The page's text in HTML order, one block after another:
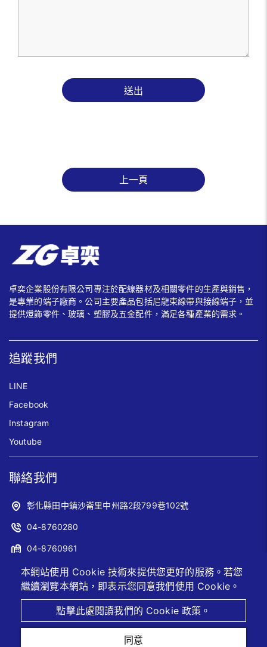
送出
上一頁
本網站使用 Cookie 技術來提供您更好的服務。若您
繼續瀏覽本網站，即表示您同意我們使用 Cookie。
點擊此處閱讀我們的 Cookie 政策。
同意
卓奕企業股份有限公司專注於配線器材及相關零件的生產與銷售，
是專業的端子廠商。公司主要產品包括尼龍束線帶與接線端子，並
提供燈飾零件、玻璃、塑膠及五金配件，滿足各種產業的需求。
追蹤我們
LINE
Facebook
Instagram
Youtube
聯絡我們
彰化縣田中鎮沙崙里中州路2段799巷102號
04-8760280
04-8760961
sales@jwoyiih.com
2026 © 卓奕企業股份有限公司 Designed by首岳資訊.
網
站地圖